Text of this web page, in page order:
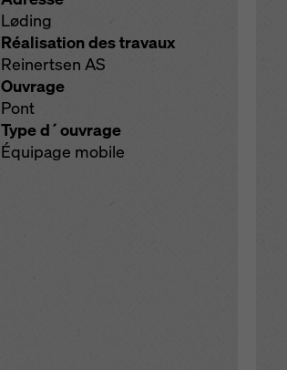
Løding
Réalisation des travaux
Reinertsen AS
Ouvrage
Pont
Type d´ouvrage
Équipage mobile